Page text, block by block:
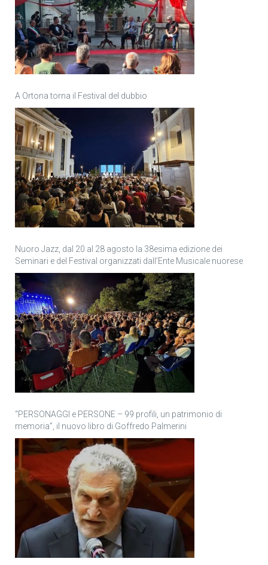
A Ortona torna il Festival del dubbio
Nuoro Jazz, dal 20 al 28 agosto la 38esima edizione dei
Seminari e del Festival organizzati dall’Ente Musicale nuorese
“PERSONAGGI e PERSONE – 99 profili, un patrimonio di
memoria”, il nuovo libro di Goffredo Palmerini